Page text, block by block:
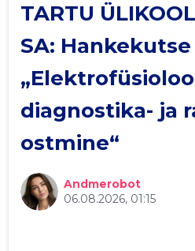
TARTU
SA: Hankekutse
diagnostika- ja
ostmine“
Andmerobot
06.08.2026, 01:15
Saaja e-mail
Sinu nimi
Sinu kommentaar